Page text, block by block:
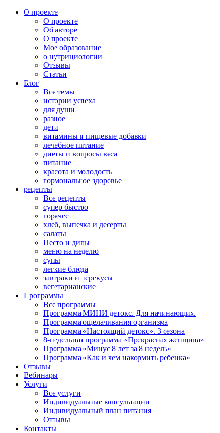
О проекте
О проекте
Об авторе
О проекте
Мое образование
о нутрициологии
Отзывы
Статьи
Блог
Все темы
истории успеха
для души
разное
дети
витамины и пищевые добавки
лечебное питание
диеты и вопросы веса
питание
красота и молодость
гормональное здоровье
рецепты
Все рецепты
супер быстро
горячее
хлеб, выпечка и десерты
салаты
Песто и дипы
меню на неделю
супы
легкие блюда
завтраки и перекусы
вегетарианские
Программы
Все программы
Программа МИНИ детокс. Для начинающих.
Программа ощелачивания организма
Программа «Настоящий детокс». 3 сезона
8-недельная программа «Прекрасная женщина»
Программа «Минус 8 лет за 8 недель»
Программа «Как и чем накормить ребенка»
Отзывы
Вебинары
Услуги
Все услуги
Индивидуальные консультации
Индивидуальный план питания
Отзывы
Контакты